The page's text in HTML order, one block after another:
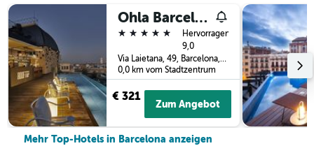
Ohla Barcelona
5 Sterne
Hervorragend
9,0
Via Laietana, 49, Barcelona, Spanien
0,0 km vom Stadtzentrum
€ 321
Zum Angebot
Mehr Top-Hotels in Barcelona anzeigen